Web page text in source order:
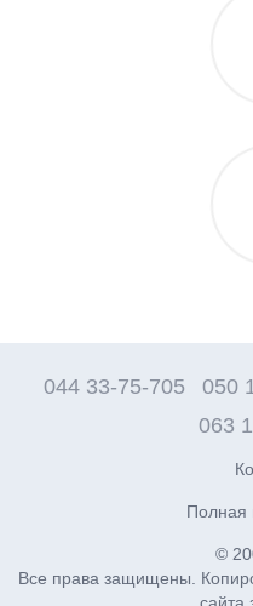
044 33-75-705 050
063
Полная
©
Все права защищены.